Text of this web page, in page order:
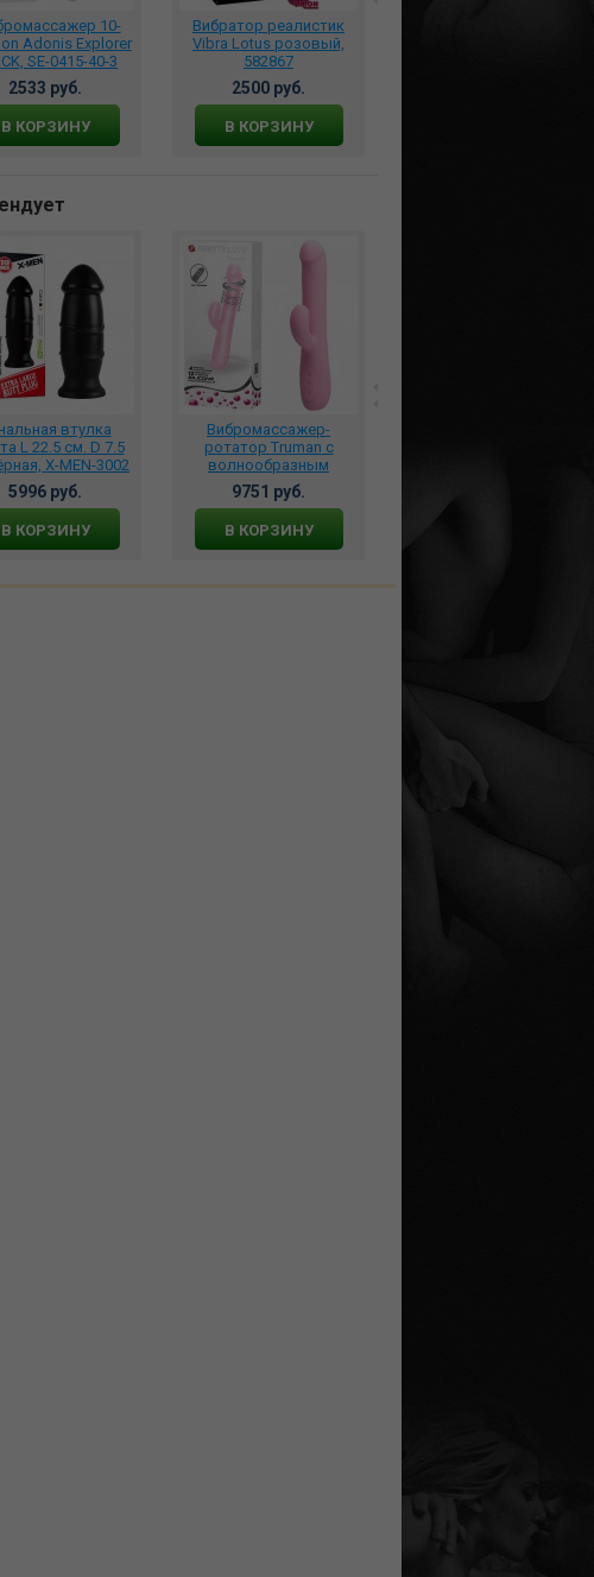
10-
Adonis Explorer
SE-0415-40-3
2533 руб.
В КОРЗИНУ
Вибратор реалистик
Vibra Lotus розовый,
582867
2500 руб.
В КОРЗИНУ
втулка
L 22.5 см. D 7.5
X-MEN-3002
5996 руб.
В КОРЗИНУ
Вибромассажер-
ротатор Truman с
волнообразным
вращением, BW-069004
9751 руб.
В КОРЗИНУ